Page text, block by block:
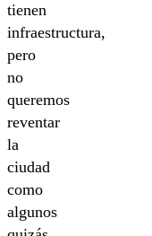
tienen
infraestructura,
pero
no
queremos
reventar
la
ciudad
como
algunos